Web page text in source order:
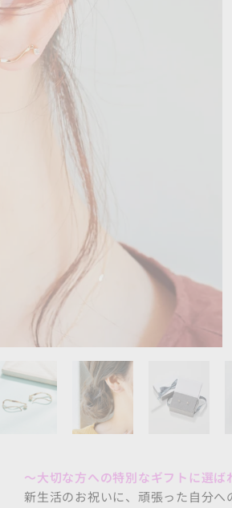
～大切な方への特別なギフトに選ば
新生活のお祝いに、頑張った自分